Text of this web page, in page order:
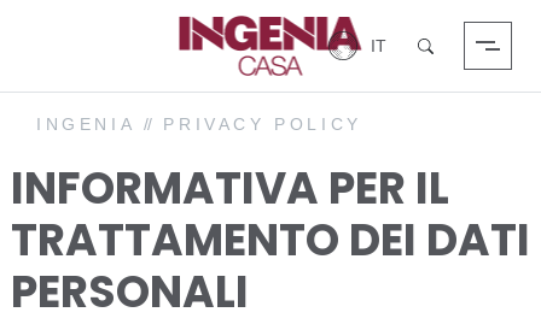
Cerca
Login
INGENIA // PRIVACY POLICY
INFORMATIVA PER IL
TRATTAMENTO DEI DATI
PERSONALI